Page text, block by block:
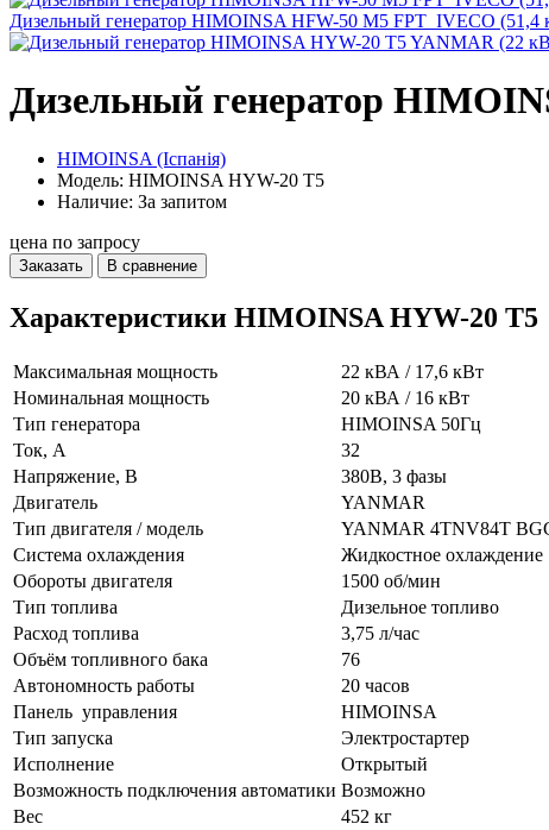
Дизельный генератор HIMOINSA HFW-50 M5 FPT_IVECO (51,4
Дизельный генератор
HIMOINSA (Іспанія)
Модель: HIMOINSA HYW-20 T5
Наличие: За запитом
цена по запросу
Заказать В сравнение
Характеристики HIMOINSA HYW-20 T5
Максимальная мощность
22 кВА / 17,6 кВт
Номинальная мощность
20 кВА / 16 кВт
Тип генератора
HIMOINSA 50Гц
Ток, А
32
Напряжение, В
380В, 3 фазы
Двигатель
YANMAR
Тип двигателя / модель
YANMAR 4TNV84T
Система охлаждения
Жидкостное охлаждение
Обороты двигателя
1500 об/мин
Тип топлива
Дизельное топливо
Расход топлива
3,75 л/час
Объём топливного бака
76
Автономность работы
20 часов
Панель управления
HIMOINSA
Тип запуска
Электростартер
Исполнение
Открытый
Возможность подключения автоматики Возможно
Вес
452 кг